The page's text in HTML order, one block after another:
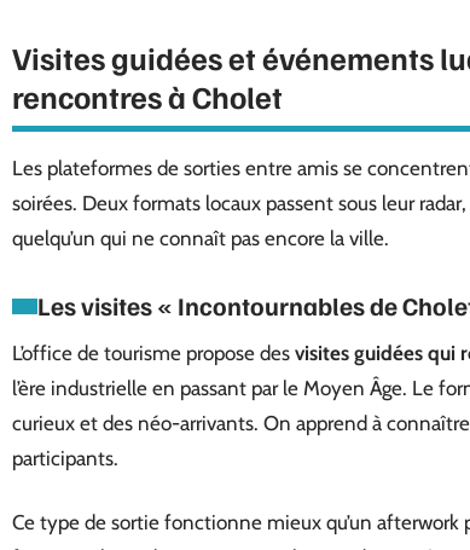
Visites guidées et événements
rencontres à Cholet
Les plateformes de sorties entre amis se
soirées. Deux formats locaux passent sous leur
quelqu’un qui ne connaît pas encore la ville.
Les visites « Incontournables de
L’office de tourisme propose des visites guidées qui
l’ère industrielle en passant par le Moyen Âge. Le
curieux et des néo-arrivants. On apprend à
participants.
Ce type de sortie fonctionne mieux qu’un afterwork